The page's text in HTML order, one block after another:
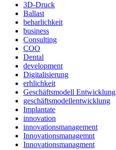
3D-Druck
Ballast
beharlichkeit
business
Consulting
COO
Dental
development
Digitalisierung
erhlichkeit
Geschäftsmodell Entwicklung
geschäftsmodellentwicklung
Implantate
innovation
innovationsmanagement
Innovationsmanagemnt
Innovationsmanagment